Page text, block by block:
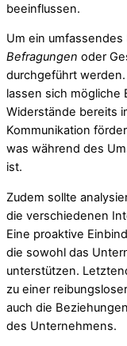
beeinflussen.
Um ein
Befragungen oder
durchgeführt
lassen sich mögliche
Widerstände bereits
Kommunikation
was während des
ist.
Zudem sollte
die verschiedenen
Eine proaktive
die sowohl das
unterstützen.
zu einer
auch die
des Unternehmens.